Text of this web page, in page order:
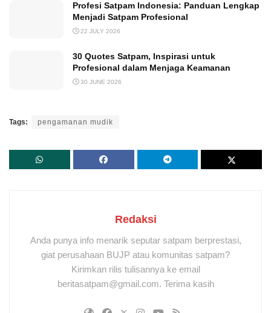
Profesi Satpam Indonesia: Panduan Lengkap
Menjadi Satpam Profesional
22 JULY 2026
30 Quotes Satpam, Inspirasi untuk
Profesional dalam Menjaga Keamanan
30 JUNE 2026
Tags: pengamanan mudik
Redaksi
Anda punya info menarik seputar satpam berprestasi,
giat perusahaan BUJP atau komunitas satpam?
Kirimkan rilis tulisannya ke email
beritasatpam@gmail.com. Terima kasih